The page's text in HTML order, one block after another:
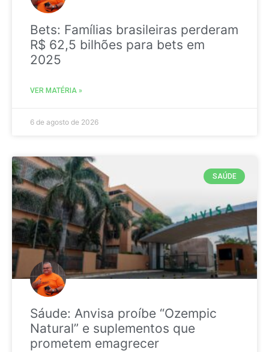
Bets: Famílias brasileiras perderam
R$ 62,5 bilhões para bets em
2025
VER MATÉRIA »
6 de agosto de 2026
SAÚDE
Sáude: Anvisa proíbe “Ozempic
Natural” e suplementos que
prometem emagrecer